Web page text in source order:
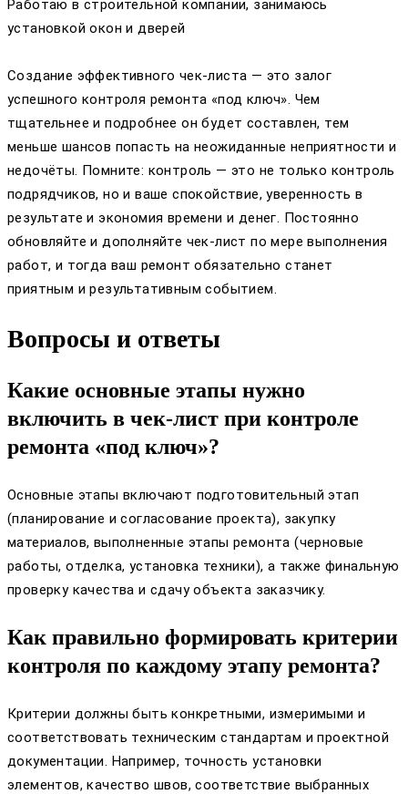
Работаю в строительной компании, занимаюсь
установкой окон и дверей
Создание эффективного чек-листа — это залог
успешного контроля ремонта «под ключ». Чем
тщательнее и подробнее он будет составлен, тем
меньше шансов попасть на неожиданные неприятности и
недочёты. Помните: контроль — это не только контроль
подрядчиков, но и ваше спокойствие, уверенность в
результате и экономия времени и денег. Постоянно
обновляйте и дополняйте чек-лист по мере выполнения
работ, и тогда ваш ремонт обязательно станет
приятным и результативным событием.
Вопросы и ответы
Какие основные этапы нужно
включить в чек-лист при контроле
ремонта «под ключ»?
Основные этапы включают подготовительный этап
(планирование и согласование проекта), закупку
материалов, выполненные этапы ремонта (черновые
работы, отделка, установка техники), а также финальную
проверку качества и сдачу объекта заказчику.
Как правильно формировать критерии
контроля по каждому этапу ремонта?
Критерии должны быть конкретными, измеримыми и
соответствовать техническим стандартам и проектной
документации. Например, точность установки
элементов, качество швов, соответствие выбранных